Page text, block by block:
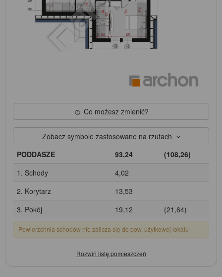
Co możesz zmienić?
Zobacz symbole zastosowane na rzutach
PODDASZE
93,24
(108,26)
1. Schody
4,02
2. Korytarz
13,53
3. Pokój
19,12 (21,64)
Powierzchnia schodów nie zalicza się do pow. użytkowej lokalu